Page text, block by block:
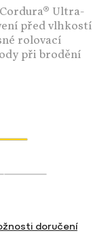
Ultra-
před vlhkostí
rolovací
při brodění
doručení